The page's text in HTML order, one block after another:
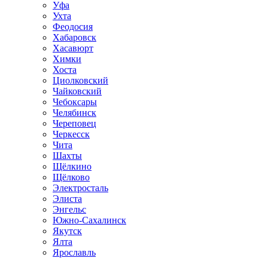
Уфа
Ухта
Феодосия
Хабаровск
Хасавюрт
Химки
Хоста
Циолковский
Чайковский
Чебоксары
Челябинск
Череповец
Черкесск
Чита
Шахты
Щёлкино
Щёлково
Электросталь
Элиста
Энгельс
Южно-Сахалинск
Якутск
Ялта
Ярославль